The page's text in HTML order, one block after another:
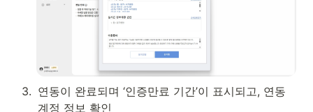
3. 연동이 완료되며 ‘인증만료 기간’이 표시되고, 연동
계정 정보 확인